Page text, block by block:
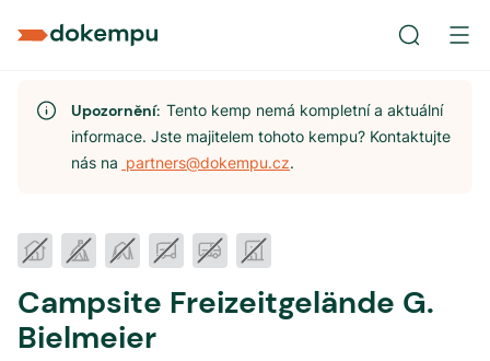
Upozornění:Tento kemp nemá kompletní a aktuální
informace. Jste majitelem tohoto kempu? Kontaktujte
nás na partners@dokempu.cz.
Campsite Freizeitgelände G.
Bielmeier